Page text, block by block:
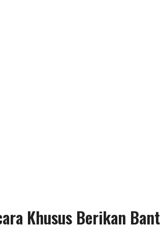
Khusus Berikan